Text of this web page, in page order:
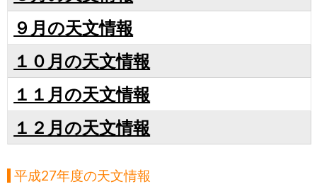
９月の天文情報
１０月の天文情報
１１月の天文情報
１２月の天文情報
平成27年度の天文情報